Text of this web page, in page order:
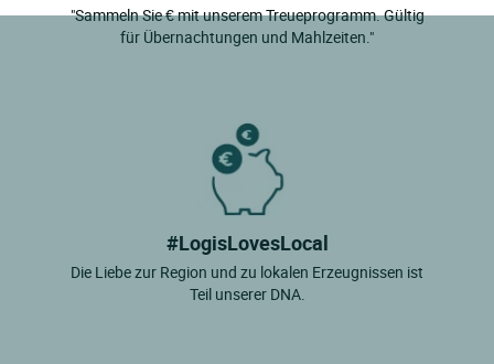
"Sammeln Sie € mit unserem Treueprogramm. Gültig
für Übernachtungen und Mahlzeiten."
#LogisLovesLocal
Die Liebe zur Region und zu lokalen Erzeugnissen ist
Teil unserer DNA.